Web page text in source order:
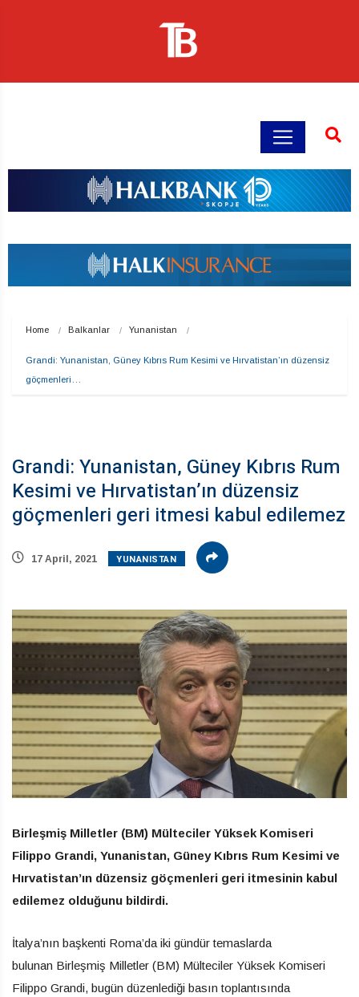
Home Balkanlar Yunanistan
Grandi: Yunanistan, Güney Kıbrıs Rum Kesimi ve Hırvatistan’ın düzensiz
göçmenleri…
Grandi: Yunanistan, Güney Kıbrıs Rum
Kesimi ve Hırvatistan’ın düzensiz
göçmenleri geri itmesi kabul edilemez
17 April, 2021 YUNANISTAN
Birleşmiş Milletler (BM) Mülteciler Yüksek Komiseri
Filippo Grandi, Yunanistan, Güney Kıbrıs Rum Kesimi ve
Hırvatistan’ın düzensiz göçmenleri geri itmesinin kabul
edilemez olduğunu bildirdi.
İtalya’nın başkenti Roma’da iki gündür temaslarda
bulunan Birleşmiş Milletler (BM) Mülteciler Yüksek Komiseri
Filippo Grandi, bugün düzenlediği basın toplantısında